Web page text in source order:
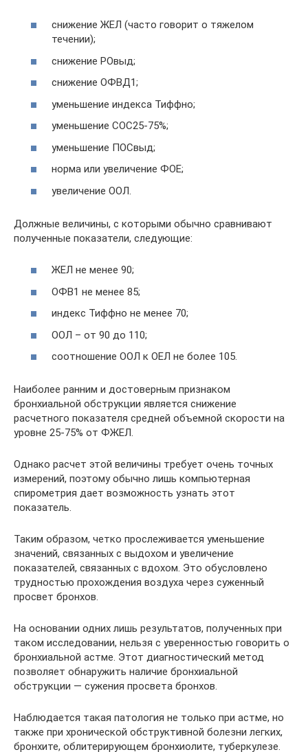
снижение ЖЕЛ (часто говорит о тяжелом
течении);
снижение РОвыд;
снижение ОФВД1;
уменьшение индекса Тиффно;
уменьшение СОС25-75%;
уменьшение ПОСвыд;
норма или увеличение ФОЕ;
увеличение ООЛ.
Должные величины, с которыми обычно сравнивают
полученные показатели, следующие:
ЖЕЛ не менее 90;
ОФВ1 не менее 85;
индекс Тиффно не менее 70;
ООЛ – от 90 до 110;
соотношение ООЛ к ОЕЛ не более 105.
Наиболее ранним и достоверным признаком
бронхиальной обструкции является снижение
расчетного показателя средней объемной скорости на
уровне 25-75% от ФЖЕЛ.
Однако расчет этой величины требует очень точных
измерений, поэтому обычно лишь компьютерная
спирометрия дает возможность узнать этот
показатель.
Таким образом, четко прослеживается уменьшение
значений, связанных с выдохом и увеличение
показателей, связанных с вдохом. Это обусловлено
трудностью прохождения воздуха через суженный
просвет бронхов.
На основании одних лишь результатов, полученных при
таком исследовании, нельзя с уверенностью говорить о
бронхиальной астме. Этот диагностический метод
позволяет обнаружить наличие бронхиальной
обструкции — сужения просвета бронхов.
Наблюдается такая патология не только при астме, но
также при хронической обструктивной болезни легких,
бронхите, облитерирующем бронхиолите, туберкулезе.